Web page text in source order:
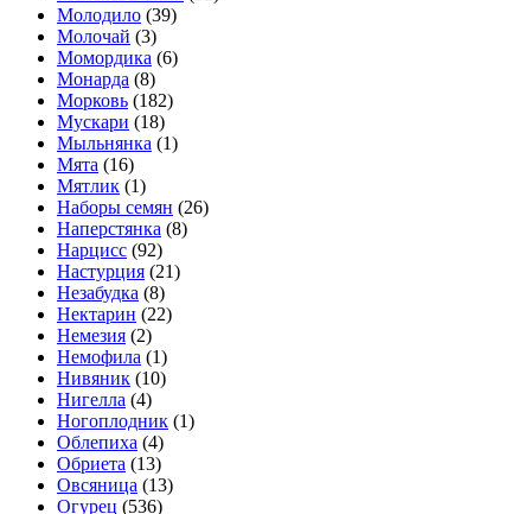
Молодило (39)
Молочай (3)
Момордика (6)
Монарда (8)
Морковь (182)
Мускари (18)
Мыльнянка (1)
Мята (16)
Мятлик (1)
Наборы семян (26)
Наперстянка (8)
Нарцисс (92)
Настурция (21)
Незабудка (8)
Нектарин (22)
Немезия (2)
Немофила (1)
Нивяник (10)
Нигелла (4)
Ногоплодник (1)
Облепиха (4)
Обриета (13)
Овсяница (13)
Огурец (536)